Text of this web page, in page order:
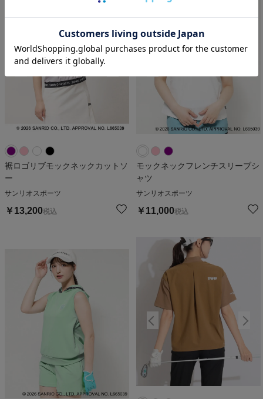
裾ロゴリブモックネックカットソ
ー
サンリオスポーツ
￥ 13,200税込
モックネックフレンチスリーブシ
ャツ
サンリオスポーツ
￥ 11,000税込